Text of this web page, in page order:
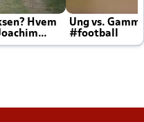
Hvem
Ung vs.
#football